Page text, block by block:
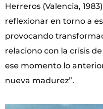
Herreros (Valencia,
reflexionar en torno a
provocando
relaciono con la crisis
ese momento lo
nueva madurez”.